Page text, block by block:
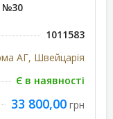
№30
1011583
АГ, Швейцарія
Є в наявності
33 800,00 грн